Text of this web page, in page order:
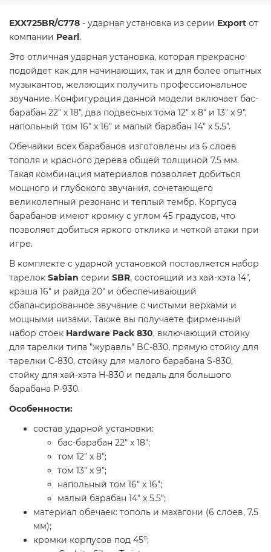
EXX725BR/C778 - ударная установка из серии Export от
компании Pearl.
Это отличная ударная установка, которая прекрасно
подойдет как для начинающих, так и для более опытных
музыкантов, желающих получить профессиональное
звучание. Конфигурация данной модели включает бас-
барабан 22" x 18", два подвесных тома 12" x 8" и 13" x 9",
напольный том 16" x 16" и малый барабан 14" x 5.5".
Обечайки всех барабанов изготовлены из 6 слоев
тополя и красного дерева общей толщиной 7.5 мм.
Такая комбинация материалов позволяет добиться
мощного и глубокого звучания, сочетающего
великолепный резонанс и теплый тембр. Корпуса
барабанов имеют кромку с углом 45 градусов, что
позволяет добиться яркого отклика и четкой атаки при
игре.
В комплекте с ударной установкой поставляется набор
тарелок Sabian серии SBR, состоящий из хай-хэта 14",
крэша 16" и райда 20" и обеспечивающий
сбалансированное звучание с чистыми верхами и
мощными низами. Также вы получаете фирменный
набор стоек Hardware Pack 830, включающий стойку
для тарелки типа "журавль" BC-830, прямую стойку для
тарелки C-830, стойку для малого барабана S-830,
стойку для хай-хэта H-830 и педаль для большого
барабана P-930.
Особенности:
состав ударной установки:
бас-барабан 22" x 18";
том 12" x 8";
том 13" x 9";
напольный том 16" x 16";
малый барабан 14" x 5.5";
материал обечаек: тополь и махагони (6 слоев, 7.5
мм);
кромки корпусов под 45°;